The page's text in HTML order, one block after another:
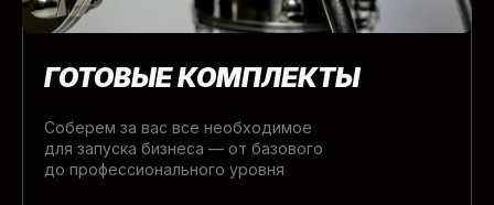
ГОТОВЫЕ КОМПЛЕКТЫ
Соберем за вас все необходимое
для запуска бизнеса — от базового
до профессионального уровня